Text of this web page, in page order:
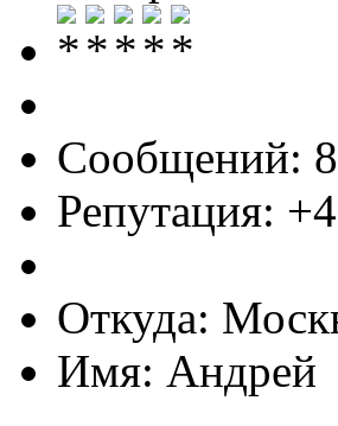
Сообщений:
Репутация:
Откуда:
Имя: Андрей